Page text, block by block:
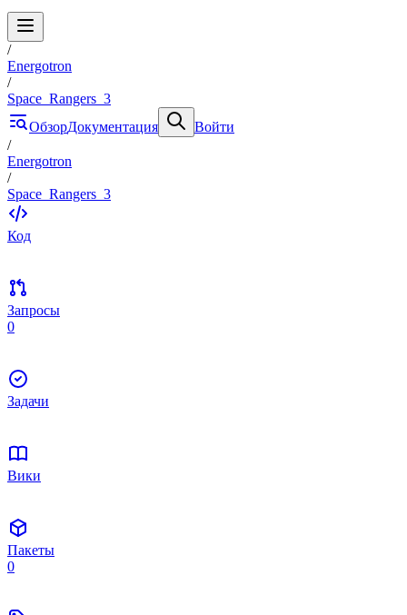
/
Energotron
/
Space_Rangers_3
ОбзорДокументация
Войти
/
Energotron
/
Space_Rangers_3
Код
Запросы
0
Задачи
Вики
Пакеты
0